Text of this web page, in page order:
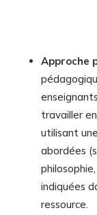
Approche
travailler
utilisant
abordées
indiquées
ressource.